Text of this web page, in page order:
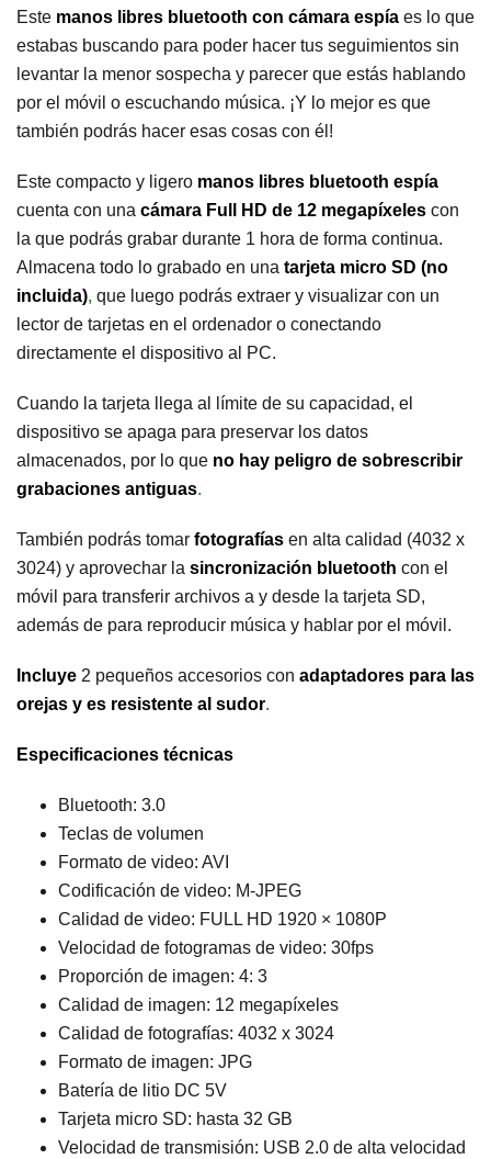
Este manos libres bluetooth con cámara espía es lo que
estabas buscando para poder hacer tus seguimientos sin
levantar la menor sospecha y parecer que estás hablando
por el móvil o escuchando música. ¡Y lo mejor es que
también podrás hacer esas cosas con él!
Este compacto y ligero manos libres bluetooth espía
cuenta con una cámara Full HD de 12 megapíxeles con
la que podrás grabar durante 1 hora de forma continua.
Almacena todo lo grabado en una tarjeta micro SD (no
incluida), que luego podrás extraer y visualizar con un
lector de tarjetas en el ordenador o conectando
directamente el dispositivo al PC.
Cuando la tarjeta llega al límite de su capacidad, el
dispositivo se apaga para preservar los datos
almacenados, por lo que no hay peligro de sobrescribir
grabaciones antiguas.
También podrás tomar fotografías en alta calidad (4032 x
3024) y aprovechar la sincronización bluetooth con el
móvil para transferir archivos a y desde la tarjeta SD,
además de para reproducir música y hablar por el móvil.
Incluye 2 pequeños accesorios con adaptadores para las
orejas y es resistente al sudor.
Especificaciones técnicas
Bluetooth: 3.0
Teclas de volumen
Formato de video: AVI
Codificación de video: M-JPEG
Calidad de video: FULL HD 1920 × 1080P
Velocidad de fotogramas de video: 30fps
Proporción de imagen: 4: 3
Calidad de imagen: 12 megapíxeles
Calidad de fotografías: 4032 x 3024
Formato de imagen: JPG
Batería de litio DC 5V
Tarjeta micro SD: hasta 32 GB
Velocidad de transmisión: USB 2.0 de alta velocidad